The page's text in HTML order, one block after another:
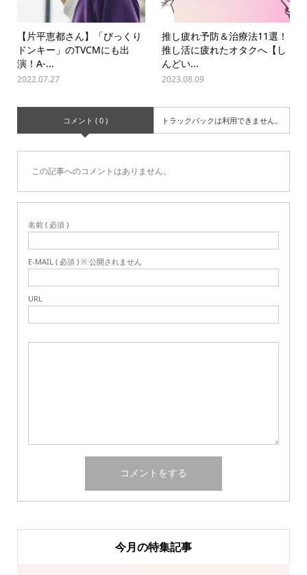
【片平恵都さん】「びっくり
ドンキー」のTVCMにも出
演！A-...
2022.07.27
推し疲れ予防＆治療法11選！
推し活に疲れたオタクへ【し
んどい...
2023.08.09
コメント ( 0 ) トラックバックは利用できません。
この記事へのコメントはありません。
名前 ( 必須 )
E-MAIL ( 必須 ) ※ 公開されません
URL
今月の特集記事